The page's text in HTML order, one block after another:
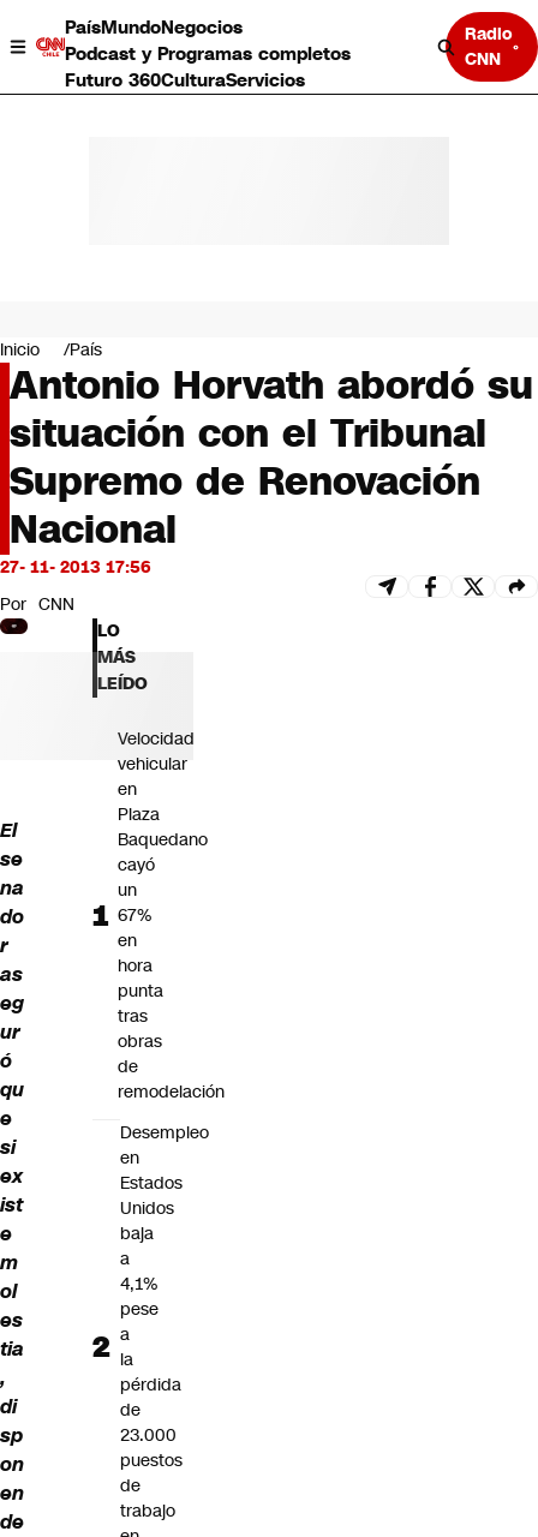
PaísMundoNegocios
Podcast y Programas completos
Futuro 360CulturaServicios
Radio
CNN
Negocios
Deportes
Programas completos
Cultura
Servicios
Bits
CNN Data
CNN tiempo
Futuro 360
Inicio País
Antonio Horvath abordó su
situación con el Tribunal
Supremo de Renovación
Nacional
27- 11- 2013 17:56
Por CNN
El
se
na
do
r
as
eg
ur
ó
qu
e
si
ex
ist
e
m
ol
es
tia
,
di
sp
on
en
de
LO
MÁS
LEÍDO
Velocidad
vehicular
en
Plaza
Baquedano
cayó
un
67%
en
hora
punta
tras
obras
de
remodelación
Desempleo
en
Estados
Unidos
baja
a
4,1%
pese
a
la
pérdida
de
23.000
puestos
de
trabajo